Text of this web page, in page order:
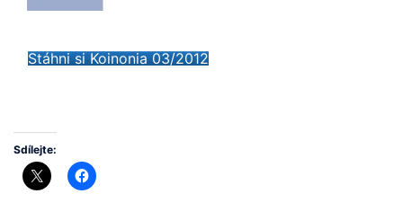
Stáhni si Koinonia 03/2012
Sdílejte: